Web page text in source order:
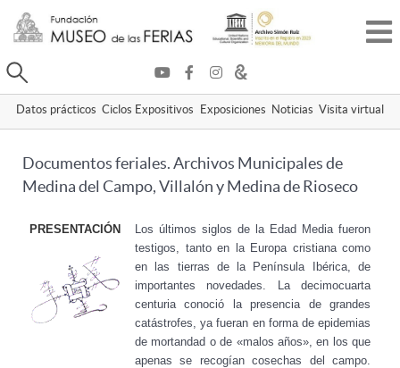
Buscar
Datos prácticos Ciclos Expositivos Exposiciones Noticias Visita virtual
Documentos feriales. Archivos Municipales de
Medina del Campo, Villalón y Medina de Rioseco
PRESENTACIÓN
Los últimos siglos de la Edad Media fueron
testigos, tanto en la Europa cristiana como
en las tierras de la Península Ibérica, de
importantes novedades. La decimocuarta
centuria conoció la presencia de grandes
catástrofes, ya fueran en forma de epidemias
de mortandad o de «malos años», en los que
apenas se recogían cosechas del campo.